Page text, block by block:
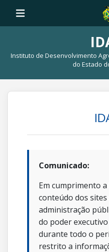
Instituto de Desenvolvimento
do Estado
Comunicado:
Em cumprimento a
conteúdo dos
administração
do poder
durante todo o
restrito a